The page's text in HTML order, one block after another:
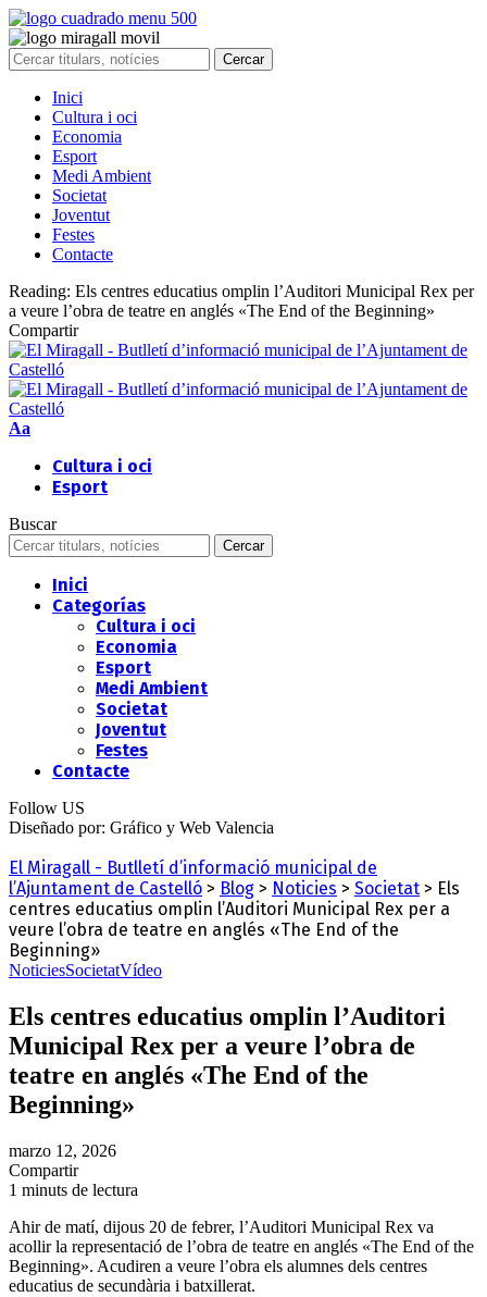
Inici
Cultura i oci
Economia
Esport
Medi Ambient
Societat
Joventut
Festes
Contacte
Reading: Els centres educatius omplin l’Auditori Municipal Rex per
a veure l’obra de teatre en anglés «The End of the Beginning»
Compartir
Aa
Cultura i oci
Esport
Buscar
Inici
Categorías
Cultura i oci
Economia
Esport
Medi Ambient
Societat
Joventut
Festes
Contacte
Follow US
Diseñado por: Gráfico y Web Valencia
El Miragall - Butlletí d’informació municipal de
l’Ajuntament de Castelló > Blog > Noticies > Societat > Els
centres educatius omplin l’Auditori Municipal Rex per a
veure l’obra de teatre en anglés «The End of the
Beginning»
NoticiesSocietatVídeo
Els centres educatius omplin l’Auditori
Municipal Rex per a veure l’obra de
teatre en anglés «The End of the
Beginning»
marzo 12, 2026
Compartir
1 minuts de lectura
Ahir de matí, dijous 20 de febrer, l’Auditori Municipal Rex va
acollir la representació de l’obra de teatre en anglés «The End of the
Beginning». Acudiren a veure l’obra els alumnes dels centres
educatius de secundària i batxillerat.